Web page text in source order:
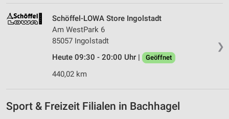
❯
Schöffel-LOWA Store Ingolstadt
Am WestPark 6
85057 Ingolstadt
Heute 09:30 - 20:00 Uhr |
Geöffnet
440,02 km
Sport & Freizeit Filialen in Bachhagel